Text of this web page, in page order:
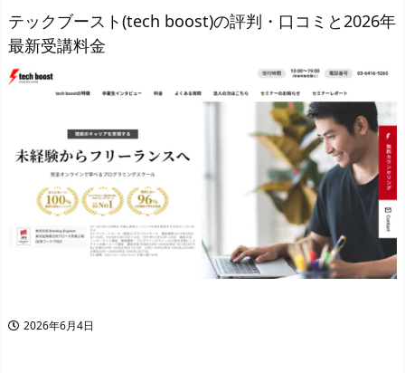
テックブースト(tech boost)の評判・口コミと2026年
最新受講料金
2026年6月4日